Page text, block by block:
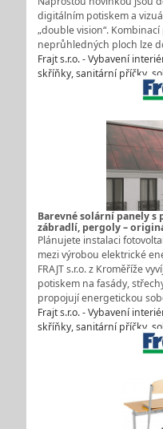
digitálním potiskem a
„double vision“.
neprůhledných ploch lze
Frajt s.r.o. - Vybavení
skříňky, sanitární příčky,
Barevné solární panely s
zábradlí, pergoly –
Plánujete instalaci
mezi výrobou elektrické
FRAJT s.r.o. z Kroměříže
potiskem na fasády,
propojují energetickou
Frajt s.r.o. - Vybavení
skříňky, sanitární příčky,